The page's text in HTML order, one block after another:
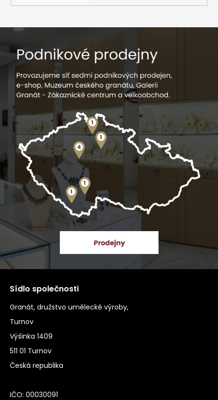
Sídlo společnosti
Granát, družstvo umělecké výroby,
Turnov
Výšinka 1409
511 01 Turnov
Česká republika
IČO: 00030091